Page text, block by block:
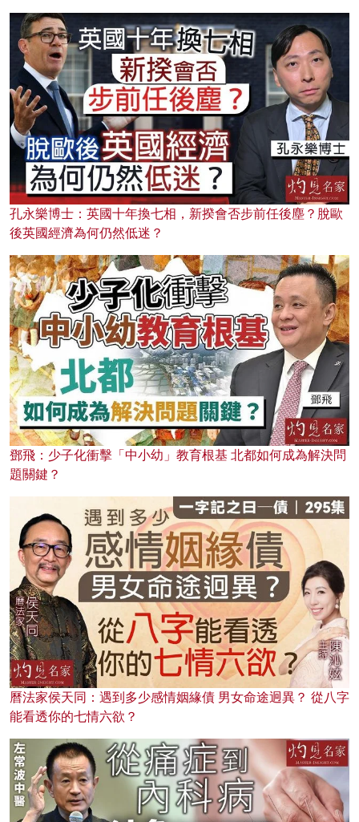
孔永樂博士：英國十年換七相，新揆會否步前任後塵？脫歐
後英國經濟為何仍然低迷？
鄧飛：少子化衝擊「中小幼」教育根基 北都如何成為解決問
題關鍵？
曆法家侯天同：遇到多少感情姻緣債 男女命途迥異？ 從八字
能看透你的七情六欲？